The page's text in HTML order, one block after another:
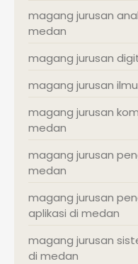
magang jurusan
medan
magang jurusan
magang jurusan
magang jurusan
medan
magang jurusan
medan
magang jurusan
aplikasi di medan
magang jurusan
di medan